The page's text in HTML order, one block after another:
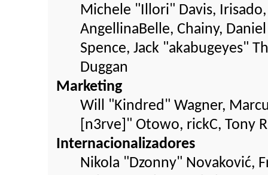
Michele "Illori" Davis,
AngellinaBelle, Chainy,
Spence, Jack "akabugeyes"
Duggan
Marketing
Will "Kindred" Wagner,
[n3rve]" Otowo, rickC, Tony
Internacionalizadores
Nikola "Dzonny" Novaković,